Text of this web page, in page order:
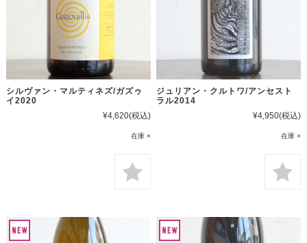
シルヴァン・マルティネズ/ガズゥ
イ2020
¥4,620(税込)
在庫 ×
ジュリアン・クルトワ/アンセスト
ラル2014
¥4,950(税込)
在庫 ×